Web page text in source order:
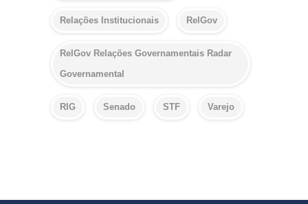
Relações Institucionais RelGov
RelGov Relações Governamentais Radar
Governamental
RIG Senado STF Varejo